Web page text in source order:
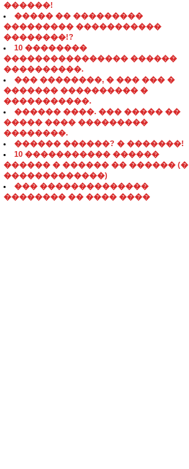
������!
����� �� ���������
��������� �����������
��������!?
10 ��������
���������������� ������
����������.
��� ��������, � ��� ��� �
������� ���������� �
�����������.
������ ����. ��� ����� ��
����� ���� ���������
��������.
������ ������? � �������!
10 ����������� ������
������ � ������ �� ������ (�
�������������)
��� ��������������
�������� �� ���� ����